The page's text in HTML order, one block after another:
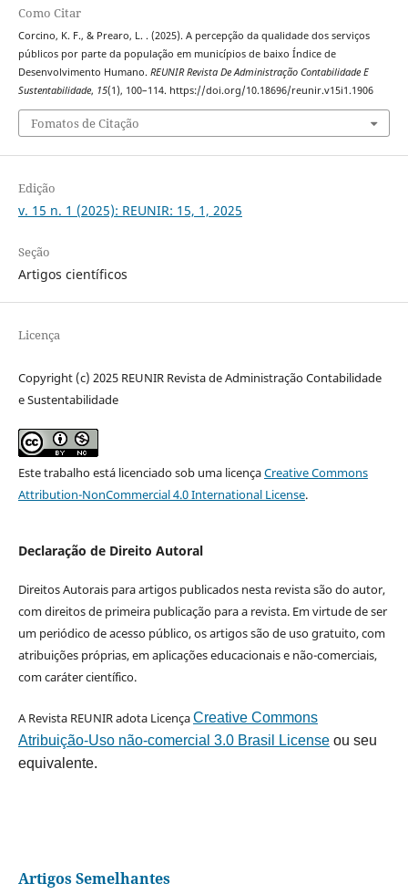
Como Citar
Corcino, K. F., & Prearo, L. . (2025). A percepção da qualidade dos serviços
públicos por parte da população em municípios de baixo Índice de
Desenvolvimento Humano. REUNIR Revista De Administração Contabilidade E
Sustentabilidade, 15(1), 100–114. https://doi.org/10.18696/reunir.v15i1.1906
Fomatos de Citação
Edição
v. 15 n. 1 (2025): REUNIR: 15, 1, 2025
Seção
Artigos científicos
Licença
Copyright (c) 2025 REUNIR Revista de Administração Contabilidade
e Sustentabilidade
Este trabalho está licenciado sob uma licençaCreative Commons
Attribution-NonCommercial 4.0 International License.
Declaração de Direito Autoral
Direitos Autorais para artigos publicados nesta revista são do autor,
com direitos de primeira publicação para a revista. Em virtude de ser
um periódico de acesso público, os artigos são de uso gratuito, com
atribuições próprias, em aplicações educacionais e não-comerciais,
com caráter científico.
A Revista REUNIR adota LicençaCreative Commons
Atribuição-Uso não-comercial 3.0 Brasil Licenseou seu
equivalente.
Artigos Semelhantes